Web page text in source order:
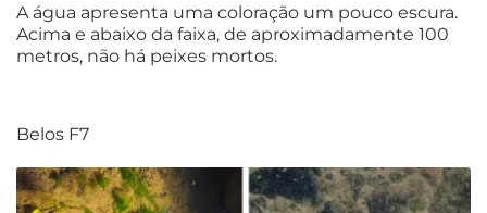
A água apresenta uma coloração um pouco escura.
Acima e abaixo da faixa, de aproximadamente 100
metros, não há peixes mortos.
Belos F7